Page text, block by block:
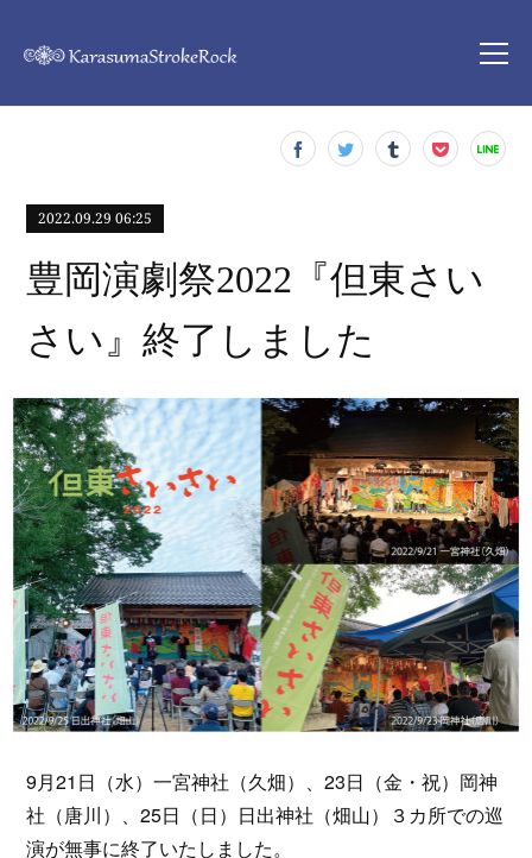
2022.09.29 06:25
豊岡演劇祭2022『但東さい
さい』終了しました
9月21日（水）一宮神社（久畑）、23日（金・祝）岡神
社（唐川）、25日（日）日出神社（畑山）３カ所での巡
演が無事に終了いたしました。